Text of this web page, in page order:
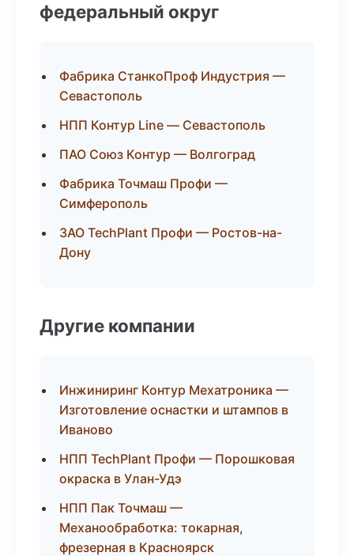
федеральный округ
Фабрика СтанкоПроф Индустрия —
Севастополь
НПП Контур Line — Севастополь
ПАО Союз Контур — Волгоград
Фабрика Точмаш Профи —
Симферополь
ЗАО TechPlant Профи — Ростов-на-
Дону
Другие компании
Инжиниринг Контур Мехатроника —
Изготовление оснастки и штампов в
Иваново
НПП TechPlant Профи — Порошковая
окраска в Улан-Удэ
НПП Пак Точмаш —
Механообработка: токарная,
фрезерная в Красноярск